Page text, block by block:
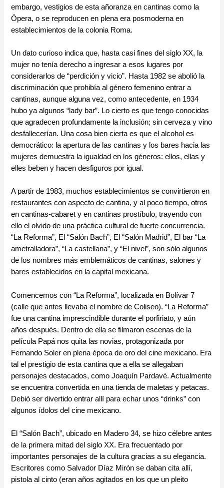
embargo, vestigios de esta añoranza en cantinas como la
Ópera, o se reproducen en plena era posmoderna en
establecimientos de la colonia Roma.
Un dato curioso indica que, hasta casi fines del siglo XX, la
mujer no tenía derecho a ingresar a esos lugares por
considerarlos de “perdición y vicio”. Hasta 1982 se abolió la
discriminación que prohibía al género femenino entrar a
cantinas, aunque alguna vez, como antecedente, en 1934
hubo ya algunos “lady bar”. Lo cierto es que tengo conocidas
que agradecen profundamente la inclusión; sin cerveza y vino
desfallecerían. Una cosa bien cierta es que el alcohol es
democrático: la apertura de las cantinas y los bares hacia las
mujeres demuestra la igualdad en los géneros: ellos, ellas y
elles beben y hacen desfiguros por igual.
A partir de 1983, muchos establecimientos se convirtieron en
restaurantes con aspecto de cantina, y al poco tiempo, otros
en cantinas-cabaret y en cantinas prostíbulo, trayendo con
ello el olvido de una práctica cultural de fuerte concurrencia.
“La Reforma”, El “Salón Bach”, El “Salón Madrid”, El bar “La
ametralladora”, “La castellana”, y “El nivel”, son sólo algunos
de los nombres más emblemáticos de cantinas, salones y
bares establecidos en la capital mexicana.
Comencemos con “La Reforma”, localizada en Bolívar 7
(calle que antes llevaba el nombre de Coliseo). “La Reforma”
fue una cantina imprescindible durante el porfiriato, y aún
años después. Dentro de ella se filmaron escenas de la
película Papá nos quita las novias, protagonizada por
Fernando Soler en plena época de oro del cine mexicano. Era
tal el prestigio de esta cantina que a ella se allegaban
personajes destacados, como Joaquín Pardavé. Actualmente
se encuentra convertida en una tienda de maletas y petacas.
Debió ser divertido entrar allí para echar unos “drinks” con
algunos ídolos del cine mexicano.
El “Salón Bach”, ubicado en Madero 34, se hizo célebre antes
de la primera mitad del siglo XX. Era frecuentado por
importantes personajes de la cultura gracias a su elegancia.
Escritores como Salvador Díaz Mirón se daban cita allí,
pistola al cinto (eran años agitados en los que un pleito